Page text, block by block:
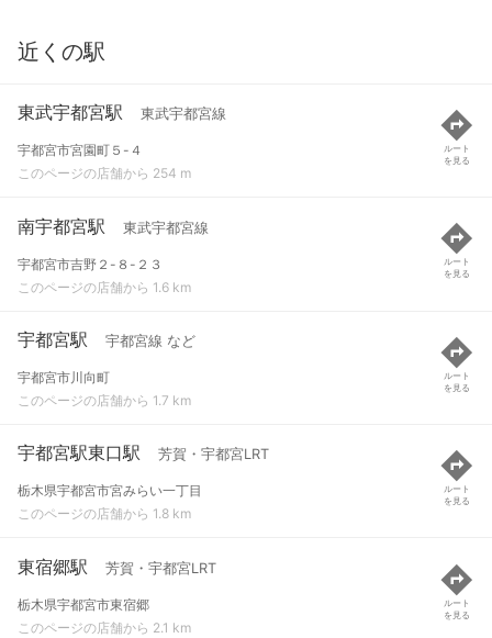
近くの駅
東武宇都宮駅 東武宇都宮線
宇都宮市宮園町５-４
このページの店舗から 254 m
ルート
を見る
南宇都宮駅 東武宇都宮線
宇都宮市吉野２-８-２３
このページの店舗から 1.6 km
ルート
を見る
宇都宮駅 宇都宮線 など
宇都宮市川向町
このページの店舗から 1.7 km
ルート
を見る
宇都宮駅東口駅 芳賀・宇都宮LRT
栃木県宇都宮市宮みらい一丁目
このページの店舗から 1.8 km
ルート
を見る
東宿郷駅 芳賀・宇都宮LRT
栃木県宇都宮市東宿郷
このページの店舗から 2.1 km
ルート
を見る